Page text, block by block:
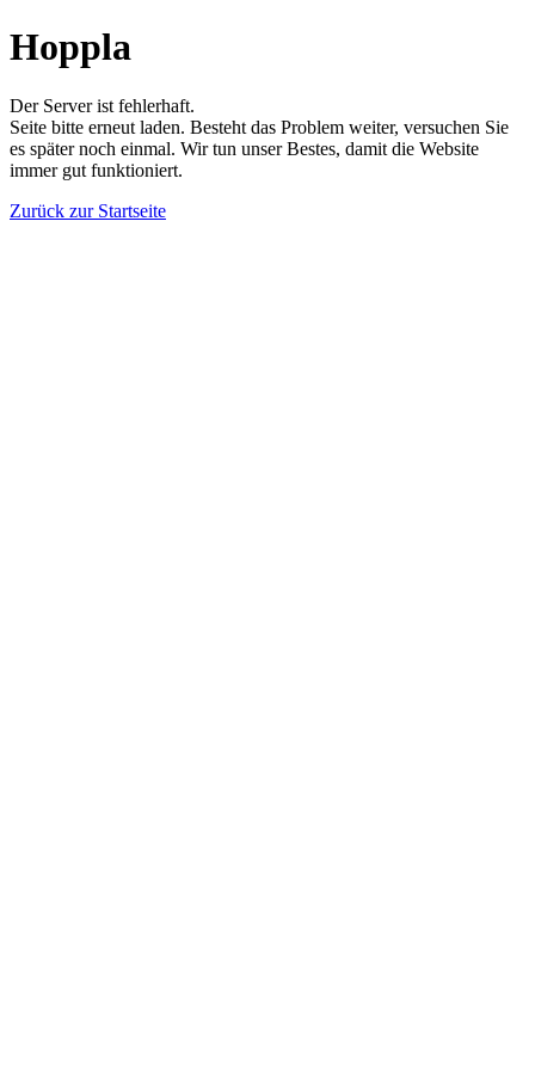
Hoppla
Der Server ist fehlerhaft.
Seite bitte erneut laden. Besteht das Problem weiter, versuchen Sie
es später noch einmal. Wir tun unser Bestes, damit die Website
immer gut funktioniert.
Zurück zur Startseite